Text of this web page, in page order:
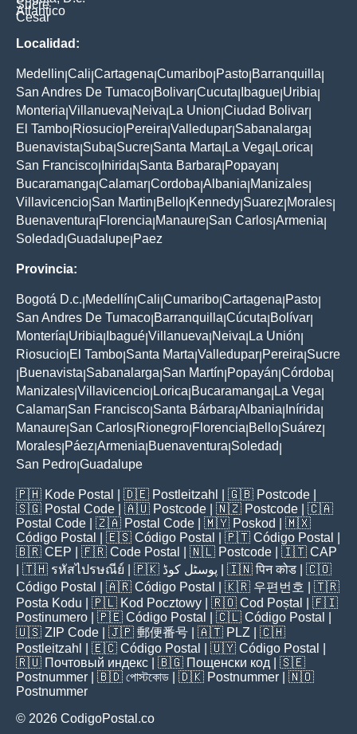
Sucre
Atlantico
Cesar
Localidad:
Medellin Cali Cartagena Cumaribo Pasto Barranquilla
San Andres De Tumaco Bolivar Cucuta Ibague Uribia
Monteria Villanueva Neiva La Union Ciudad Bolivar
El Tambo Riosucio Pereira Valledupar Sabanalarga
Buenavista Suba Sucre Santa Marta La Vega Lorica
San Francisco Inirida Santa Barbara Popayan
Bucaramanga Calamar Cordoba Albania Manizales
Villavicencio San Martin Bello Kennedy Suarez Morales
Buenaventura Florencia Manaure San Carlos Armenia
Soledad Guadalupe Paez
Provincia:
Bogotá D.c. Medellín Cali Cumaribo Cartagena Pasto
San Andres De Tumaco Barranquilla Cúcuta Bolívar
Montería Uribia Ibagué Villanueva Neiva La Unión
Riosucio El Tambo Santa Marta Valledupar Pereira Sucre
Buenavista Sabanalarga San Martín Popayán Córdoba
Manizales Villavicencio Lorica Bucaramanga La Vega
Calamar San Francisco Santa Bárbara Albania Inírida
Manaure San Carlos Rionegro Florencia Bello Suárez
Morales Páez Armenia Buenaventura Soledad
San Pedro Guadalupe
🇵🇭 Kode Postal | 🇩🇪 Postleitzahl | 🇬🇧 Postcode
🇸🇬 Postal Code | 🇦🇺 Postcode | 🇳🇿 Postcode | 🇨🇦
Postal Code | 🇿🇦 Postal Code | 🇲🇾 Poskod
| 🇲🇽
Código Postal
| 🇪🇸 Código Postal | 🇵🇹 Código Postal
🇧🇷 CEP | 🇫🇷 Code Postal | 🇳🇱 Postcode | 🇮🇹 CAP
| 🇹🇭 รหัสไปรษณีย์ | 🇵🇰 پوسٹل کوڈ | 🇮🇳पिन कोड | 🇨🇴
Código Postal
| 🇦🇷 Código Postal | 🇰🇷 우편번호
| 🇹🇷
Posta Kodu | 🇵🇱 Kod Pocztowy | 🇷🇴 Cod Poștal
| 🇫🇮
Postinumero | 🇵🇪 Código Postal | 🇨🇱 Código Postal
🇺🇸 ZIP Code | 🇯🇵 郵便番号 | 🇦🇹 PLZ | 🇨🇭
Postleitzahl
| 🇪🇨 Código Postal | 🇺🇾 Código Postal
🇷🇺 Почтовый индекс | 🇧🇬 Пощенски код | 🇸🇪
Postnummer | 🇧🇩 পোস্টকোড | 🇩🇰 Postnummer | 🇳🇴
Postnummer
© 2026 CodigoPostal.co